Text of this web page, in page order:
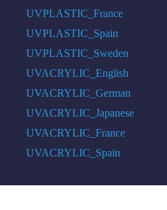
UVPLASTIC_France
UVPLASTIC_Spain
UVPLASTIC_Sweden
UVACRYLIC_English
UVACRYLIC_German
UVACRYLIC_Japanese
UVACRYLIC_France
UVACRYLIC_Spain